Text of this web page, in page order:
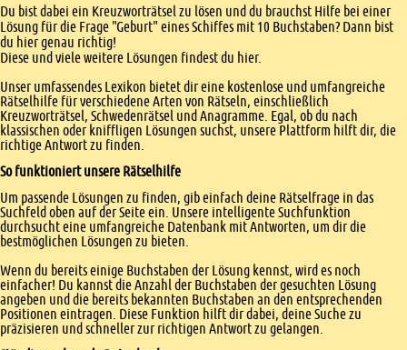
Einleitung
Du bist dabei ein Kreuzworträtsel zu lösen und du brauchst Hilfe bei einer
Lösung für die Frage "Geburt" eines Schiffes mit 10 Buchstaben? Dann bist
du hier genau richtig!
Diese und viele weitere Lösungen findest du hier.
Unser umfassendes Lexikon bietet dir eine kostenlose und umfangreiche
Rätselhilfe für verschiedene Arten von Rätseln, einschließlich
Kreuzworträtsel, Schwedenrätsel und Anagramme. Egal, ob du nach
klassischen oder kniffligen Lösungen suchst, unsere Plattform hilft dir, die
richtige Antwort zu finden.
So funktioniert unsere Rätselhilfe
Um passende Lösungen zu finden, gib einfach deine Rätselfrage in das
Suchfeld oben auf der Seite ein. Unsere intelligente Suchfunktion
durchsucht eine umfangreiche Datenbank mit Antworten, um dir die
bestmöglichen Lösungen zu bieten.
Wenn du bereits einige Buchstaben der Lösung kennst, wird es noch
einfacher! Du kannst die Anzahl der Buchstaben der gesuchten Lösung
angeben und die bereits bekannten Buchstaben an den entsprechenden
Positionen eintragen. Diese Funktion hilft dir dabei, deine Suche zu
präzisieren und schneller zur richtigen Antwort zu gelangen.